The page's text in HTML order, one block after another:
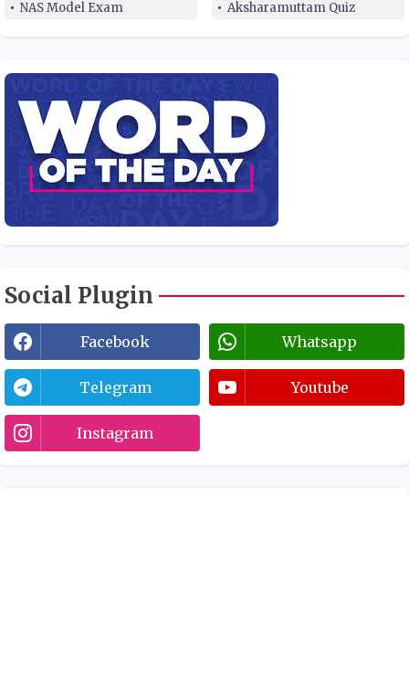
NAS Model Exam Aksharamuttam Quiz
Social Plugin
Facebook Whatsapp
Telegram Youtube
Instagram